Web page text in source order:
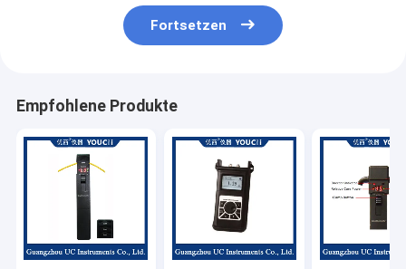
Fortsetzen
Empfohlene Produkte